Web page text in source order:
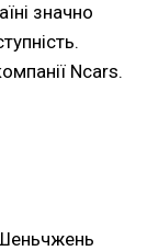
значно
Ncars.